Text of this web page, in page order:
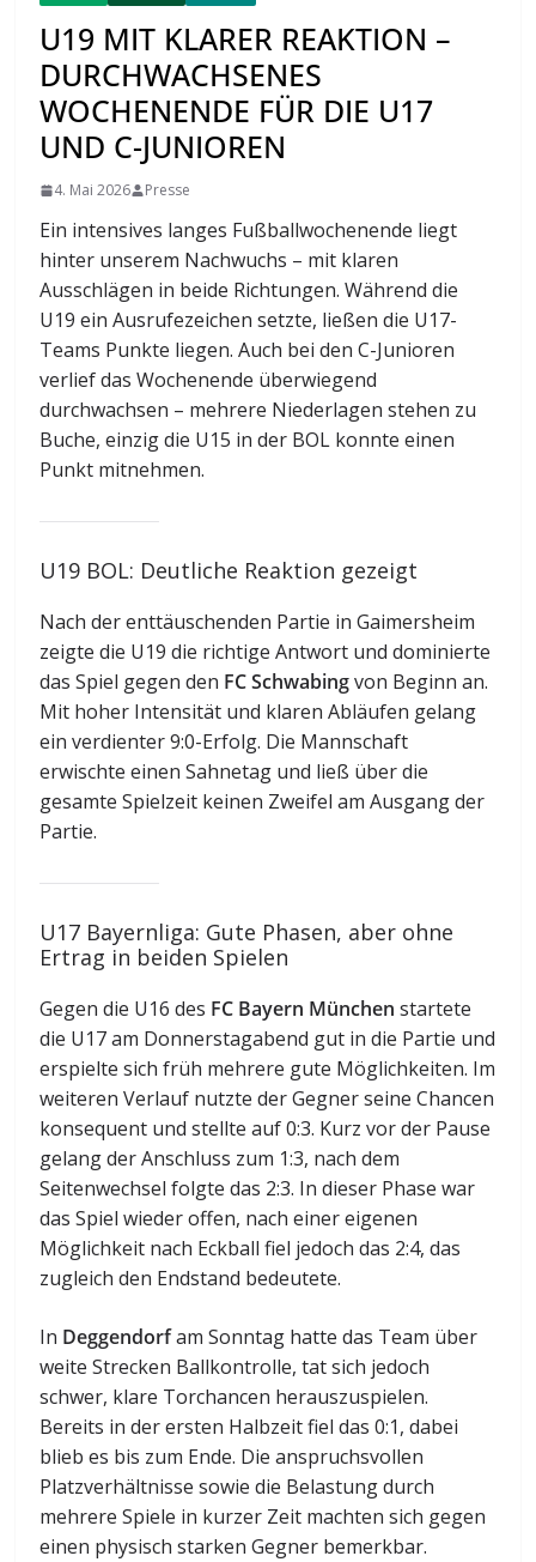
U19 MIT KLARER REAKTION –
DURCHWACHSENES
WOCHENENDE FÜR DIE U17
UND C-JUNIOREN
4. Mai 2026 Presse
Ein intensives langes Fußballwochenende liegt
hinter unserem Nachwuchs – mit klaren
Ausschlägen in beide Richtungen. Während die
U19 ein Ausrufezeichen setzte, ließen die U17-
Teams Punkte liegen. Auch bei den C-Junioren
verlief das Wochenende überwiegend
durchwachsen – mehrere Niederlagen stehen zu
Buche, einzig die U15 in der BOL konnte einen
Punkt mitnehmen.
U19 BOL: Deutliche Reaktion gezeigt
Nach der enttäuschenden Partie in Gaimersheim
zeigte die U19 die richtige Antwort und dominierte
das Spiel gegen den FC Schwabingvon Beginn an.
Mit hoher Intensität und klaren Abläufen gelang
ein verdienter 9:0-Erfolg. Die Mannschaft
erwischte einen Sahnetag und ließ über die
gesamte Spielzeit keinen Zweifel am Ausgang der
Partie.
U17 Bayernliga: Gute Phasen, aber ohne
Ertrag in beiden Spielen
Gegen die U16 des FC Bayern München startete
die U17 am Donnerstagabend gut in die Partie und
erspielte sich früh mehrere gute Möglichkeiten. Im
weiteren Verlauf nutzte der Gegner seine Chancen
konsequent und stellte auf 0:3. Kurz vor der Pause
gelang der Anschluss zum 1:3, nach dem
Seitenwechsel folgte das 2:3. In dieser Phase war
das Spiel wieder offen, nach einer eigenen
Möglichkeit nach Eckball fiel jedoch das 2:4, das
zugleich den Endstand bedeutete.
In Deggendorfam Sonntag hatte das Team über
weite Strecken Ballkontrolle, tat sich jedoch
schwer, klare Torchancen herauszuspielen.
Bereits in der ersten Halbzeit fiel das 0:1, dabei
blieb es bis zum Ende. Die anspruchsvollen
Platzverhältnisse sowie die Belastung durch
mehrere Spiele in kurzer Zeit machten sich gegen
einen physisch starken Gegner bemerkbar.